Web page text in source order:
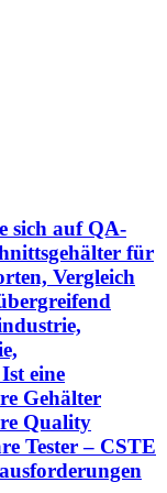
sich auf QA-
für
Vergleich
eine
Gehälter
Quality
Tester – CSTE